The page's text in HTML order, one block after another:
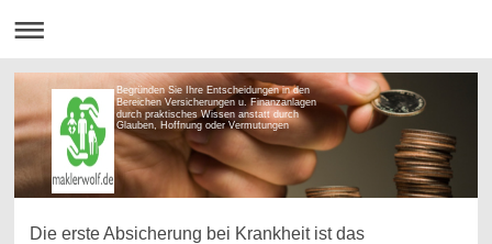
Begründen Sie Ihre Entscheidungen in den
Bereichen Versicherungen u. Finanzanlagen
durch praktisches Wissen anstatt durch
Glauben, Hoffnung oder Vermutungen
Die erste Absicherung bei Krankheit ist das